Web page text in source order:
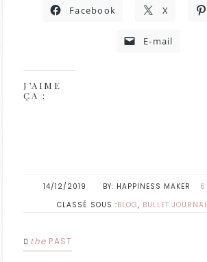
Facebook X
E-mail
J’AIME
ÇA :
14/12/2019 HAPPINESS MAKER
6
CLASSÉ SOUS :BLOG, BULLET JOURNAL
the PAST